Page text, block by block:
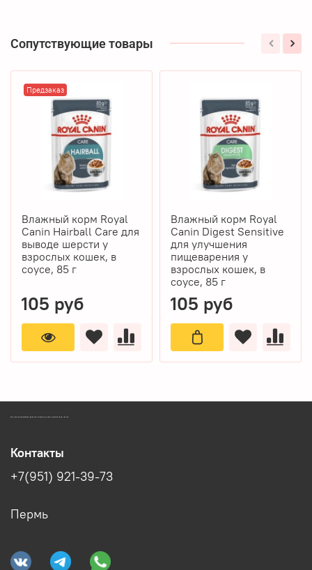
Сопутствующие товары
Предзаказ
Влажный корм Royal
Canin Hairball Care для
выводе шерсти у
взрослых кошек, в
соусе, 85 г
105 руб
Влажный корм Royal
Canin Digest Sensitive
для улучшения
пищеварения у
взрослых кошек, в
соусе, 85 г
105 руб
Контакты
+7(951) 921-39-73
Пермь